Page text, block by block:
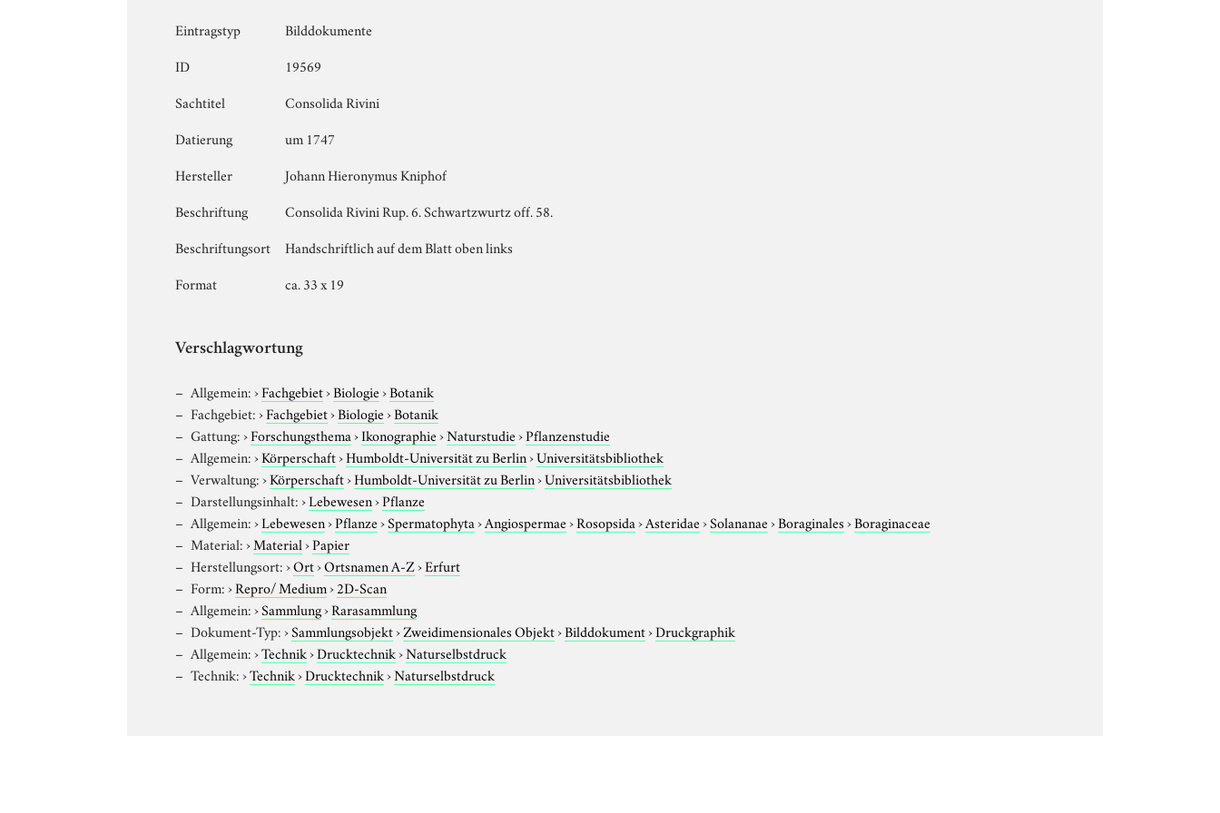
Eintragstyp
Bilddokumente
ID
19569
Sachtitel
Consolida Rivini
Datierung
um 1747
Hersteller
Johann Hieronymus Kniphof
Beschriftung
Consolida Rivini Rup. 6. Schwartzwurtz off. 58.
Beschriftungsort
Handschriftlich auf dem Blatt oben links
Format
ca. 33 x 19
Verschlagwortung
Allgemein:›Fachgebiet›Biologie›Botanik
Fachgebiet:›Fachgebiet›Biologie›Botanik
Gattung:›Forschungsthema›Ikonographie›Naturstudie›Pflanzenstudie
Allgemein:›Körperschaft›Humboldt-Universität zu Berlin›Universitätsbibliothek
Verwaltung:›Körperschaft›Humboldt-Universität zu Berlin›Universitätsbibliothek
Darstellungsinhalt:›Lebewesen›Pflanze
Allgemein:›Lebewesen›Pflanze›Spermatophyta›Angiospermae›Rosopsida›Asteridae›Solananae›Boraginales›Boraginaceae
Material:›Material›Papier
Herstellungsort:›Ort›Ortsnamen A-Z›Erfurt
Form:›Repro/ Medium›2D-Scan
Allgemein:›Sammlung›Rarasammlung
Dokument-Typ:›Sammlungsobjekt›Zweidimensionales Objekt›Bilddokument›Druckgraphik
Allgemein:›Technik›Drucktechnik›Naturselbstdruck
Technik:›Technik›Drucktechnik›Naturselbstdruck